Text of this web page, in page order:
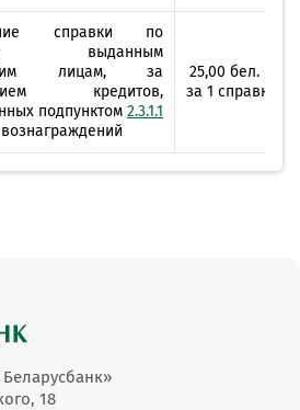
справки по
выданным
лицам, за
кредитов,
подпунктом 2.3.1.1
25,00 бел. руб.
за 1 справку
18